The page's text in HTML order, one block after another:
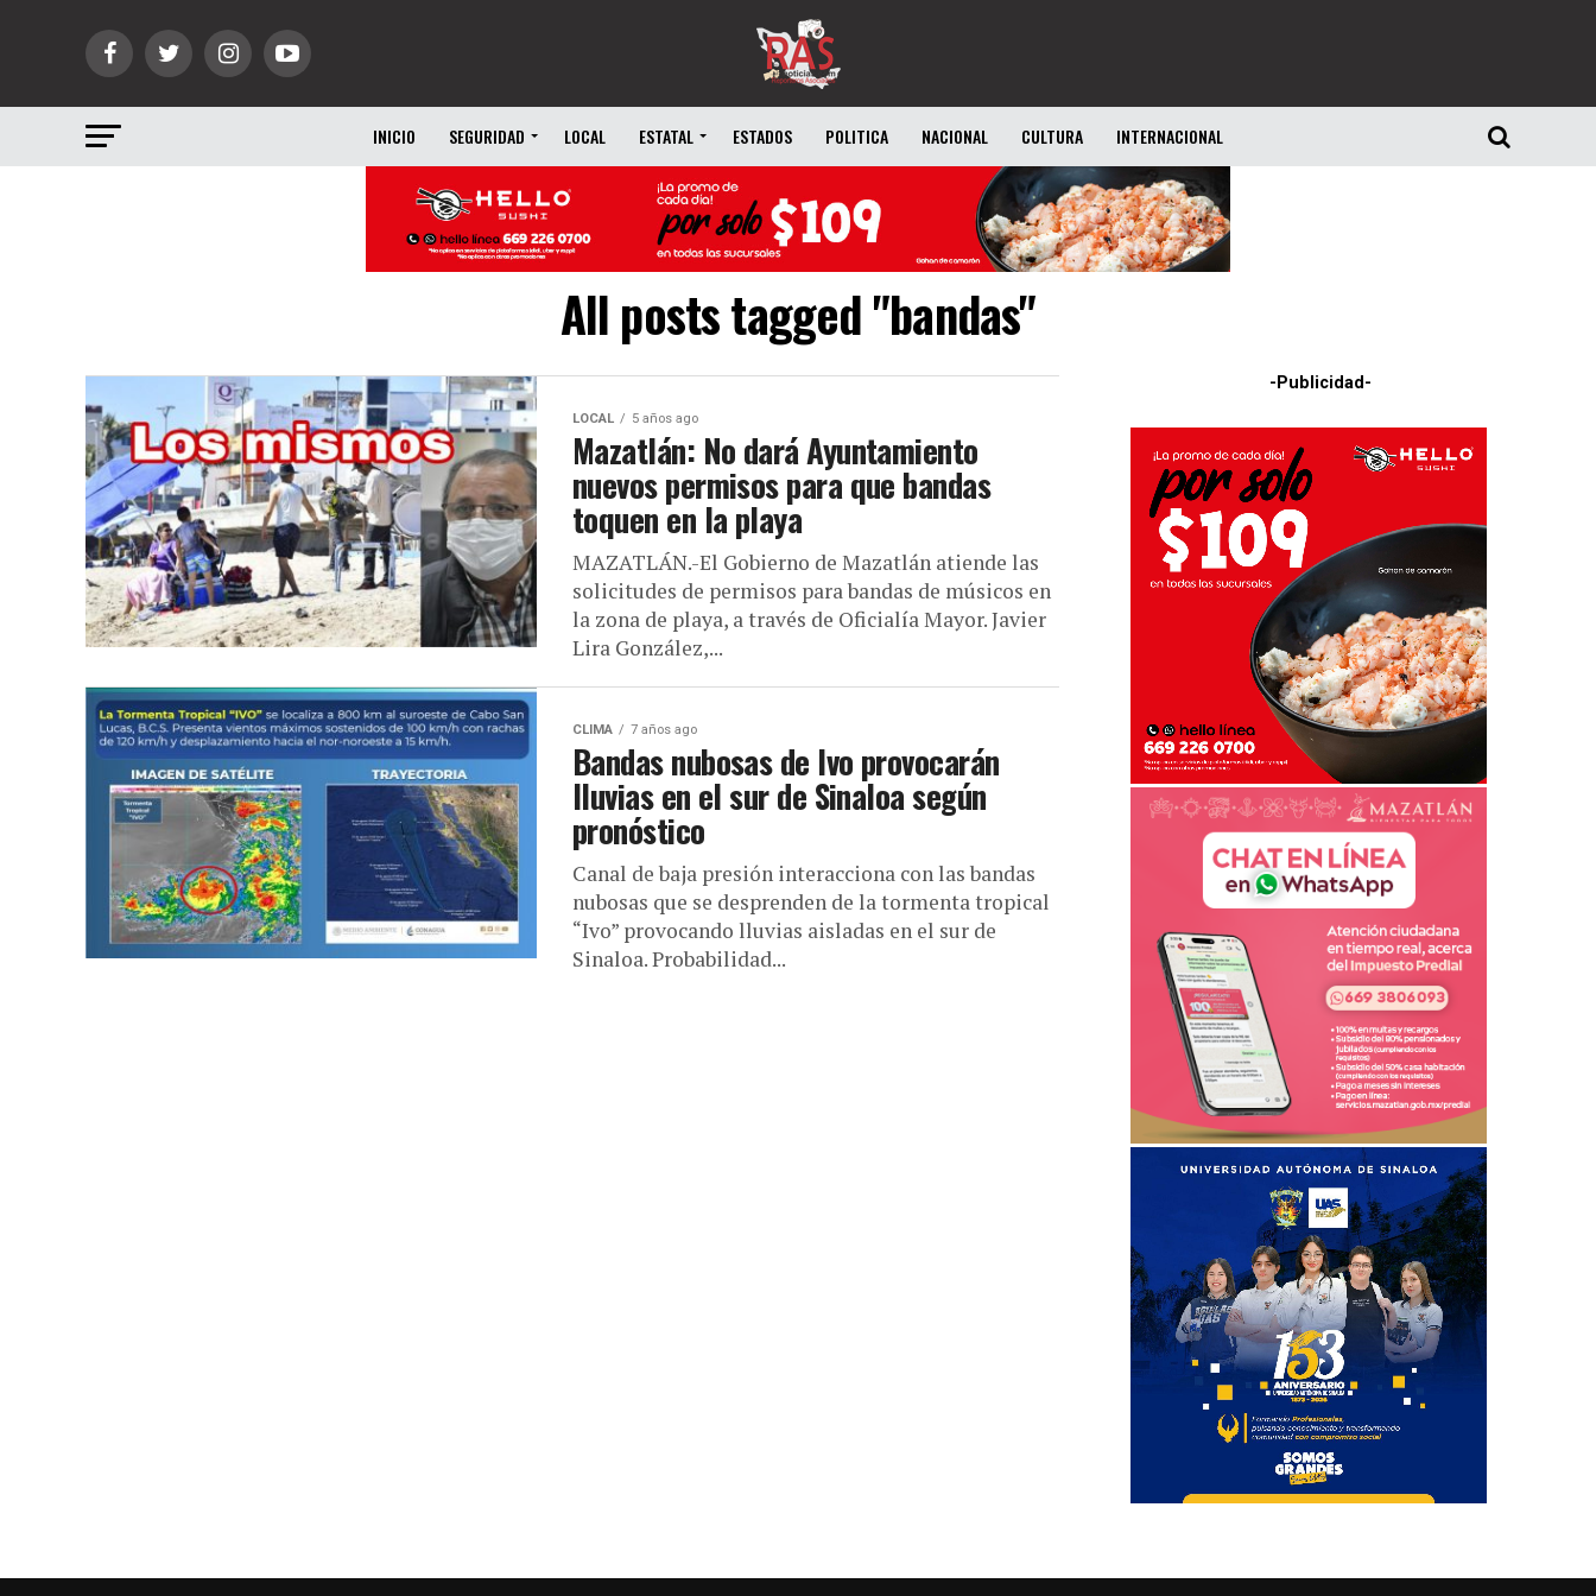
INICIO SEGURIDAD LOCAL ESTATAL ESTADOS POLITICA NACIONAL CULTURA INTERNACIONAL
All posts tagged "bandas"
LOCAL 5 años ago
Mazatlán: No dará Ayuntamiento
nuevos permisos para que bandas
toquen en la playa
MAZATLÁN.-El Gobierno de Mazatlán atiende las
solicitudes de permisos para bandas de músicos en
la zona de playa, a través de Oficialía Mayor. Javier
Lira González,...
CLIMA 7 años ago
Bandas nubosas de Ivo provocarán
lluvias en el sur de Sinaloa según
pronóstico
Canal de baja presión interacciona con las bandas
nubosas que se desprenden de la tormenta tropical
“Ivo” provocando lluvias aisladas en el sur de
Sinaloa. Probabilidad...
-Publicidad-